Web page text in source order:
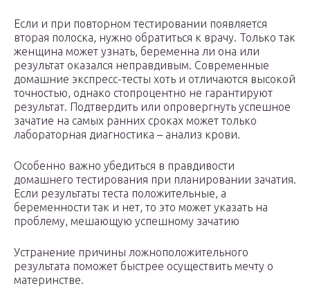
Если и при повторном тестировании появляется
вторая полоска, нужно обратиться к врачу. Только так
женщина может узнать, беременна ли она или
результат оказался неправдивым. Современные
домашние экспресс-тесты хоть и отличаются высокой
точностью, однако стопроцентно не гарантируют
результат. Подтвердить или опровергнуть успешное
зачатие на самых ранних сроках может только
лабораторная диагностика – анализ крови.
Особенно важно убедиться в правдивости
домашнего тестирования при планировании зачатия.
Если результаты теста положительные, а
беременности так и нет, то это может указать на
проблему, мешающую успешному зачатию
Устранение причины ложноположительного
результата поможет быстрее осуществить мечту о
материнстве.